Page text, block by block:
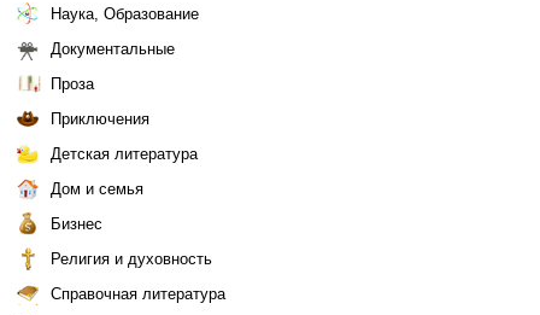
Наука, Образование
Документальные
Проза
Приключения
Детская литература
Дом и семья
Бизнес
Религия и духовность
Справочная литература